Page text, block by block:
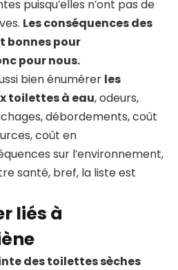
puisqu’elles n’ont pas de
Les conséquences des
bonnes pour
pour nous.
bien énumérer les
toilettes à eau, odeurs,
débordements, coût
coût en
sur l’environnement,
santé, bref, la liste est
liés à
des toilettes sèches